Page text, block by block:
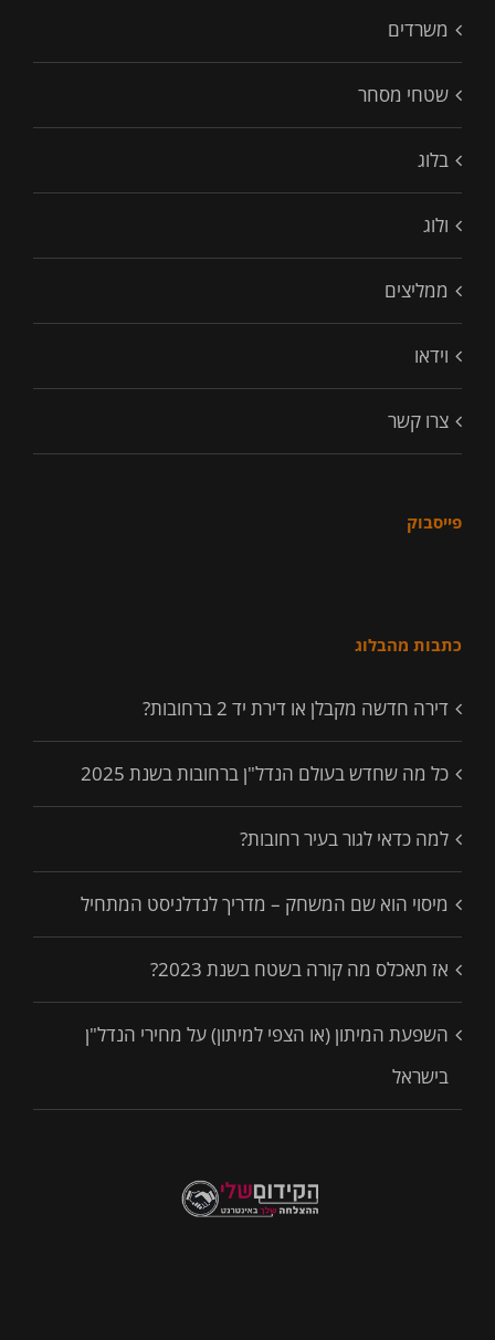
משרדים
שטחי מסחר
בלוג
ולוג
ממליצים
וידאו
צרו קשר
פייסבוק
כתבות מהבלוג
דירה חדשה מקבלן או דירת יד 2 ברחובות?
כל מה שחדש בעולם הנדל"ן ברחובות בשנת 2025
למה כדאי לגור בעיר רחובות?
מיסוי הוא שם המשחק – מדריך לנדלניסט המתחיל
אז תאכלס מה קורה בשטח בשנת 2023?
השפעת המיתון (או הצפי למיתון) על מחירי הנדל"ן
בישראל